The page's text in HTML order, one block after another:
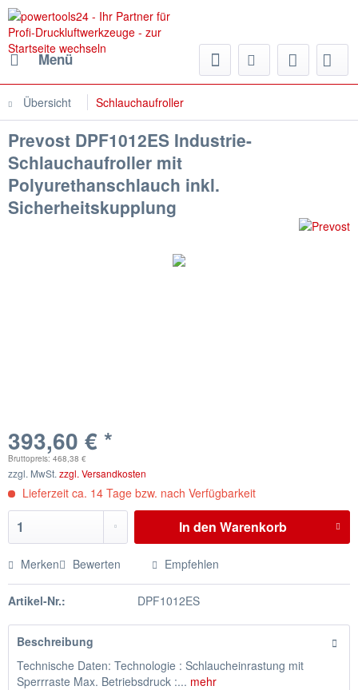
Menü
Übersicht Schlauchaufroller
Prevost DPF1012ES Industrie-
Schlauchaufroller mit
Polyurethanschlauch inkl.
Sicherheitskupplung
393,60 € *
Bruttopreis: 468,38 €
zzgl. MwSt. zzgl. Versandkosten
Lieferzeit ca. 14 Tage bzw. nach Verfügbarkeit
In den Warenkorb
Merken Bewerten Empfehlen
Artikel-Nr.: DPF1012ES
Beschreibung
Technische Daten: Technologie : Schlaucheinrastung mit
Sperrraste Max. Betriebsdruck :... mehr